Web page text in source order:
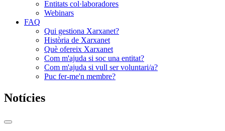
Entitats col·laboradores
Webinars
FAQ
Qui gestiona Xarxanet?
Història de Xarxanet
Què ofereix Xarxanet
Com m'ajuda si soc una entitat?
Com m'ajuda si vull ser voluntari/a?
Puc fer-me'n membre?
Notícies
Commutador